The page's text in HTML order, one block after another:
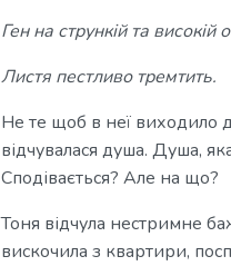
Ген на стрункій та високій
Листя пестливо тремтить.
Не те щоб в неї виходило
відчувалася душа. Душа, яка
Сподівається? Але на що?
Тоня відчула нестримне
вискочила з квартири,